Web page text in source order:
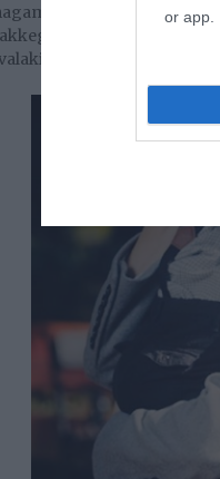
or app.
de úgy éreztem, nem
született,
valamiben nagyon